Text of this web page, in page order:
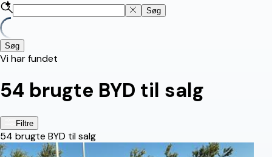
Søg
Søg
Vi har fundet
54 brugte BYD til salg
Filtre
54 brugte BYD til salg